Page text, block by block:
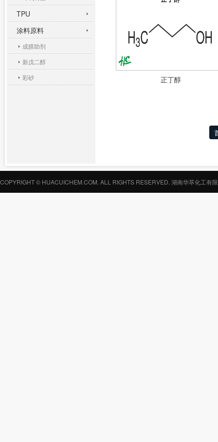
TPU
涂料原料
成膜助剂
新戊二醇
彩砂
正丁醇
COPYRIGHT © HUACUICHEM.COM. ALL RIGHTS RESERVED. 湖南华萃化工有